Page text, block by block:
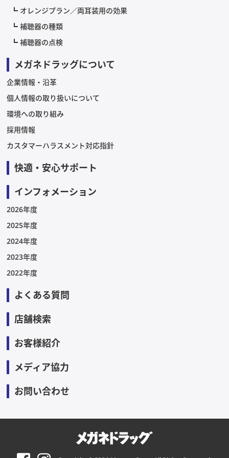
オレンジプラン／両耳装用の効果
補聴器の種類
補聴器の点検
メガネドラッグについて
企業情報・沿革
個人情報の取り扱いについて
環境への取り組み
採用情報
カスタマーハラスメント対応指針
快適・安心サポート
インフォメーション
2026年度
2025年度
2024年度
2023年度
2022年度
よくある質問
店舗検索
お客様紹介
メディア協力
お問い合わせ